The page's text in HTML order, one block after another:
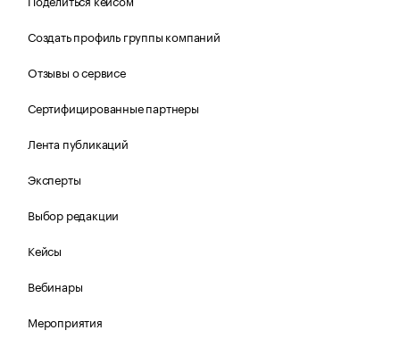
Создать профиль группы компаний
Отзывы о сервисе
Сертифицированные партнеры
Лента публикаций
Эксперты
Выбор редакции
Кейсы
Вебинары
Мероприятия